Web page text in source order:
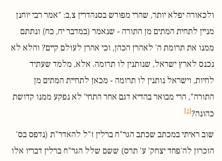
ולכאורה יפלא יותר, שהרי מפורש בסנהדרין צ,ב: "אמר רבי יוחנן
מניין לתחית המתים מן התורה - שנאמר (במדבר יח, כח) ונתתם
ממנו את תרומת ה' לאהרן הכהן, וכי אהרן לעולם קיים? והלא לא
נכנס לארץ ישראל, שנותנין לו תרומה. אלא, מלמד שעתיד
לחיות, וישראל נותנין לו תרומה - מכאן לתחיית המתים מן
התורה", הרי מבואר בהדיא דגם אחר התחי' לא נפקע ממנו קדושת
כהונה?[2]
שוב ראיתי במכתב שכתב הגר"ח ברלין ז"ל להאדר"ת (נדפס בס'
הזכרון לה'פחד יצחק' ע' תרס) ששם שלל הגר"ח ברלין דבריו אלו